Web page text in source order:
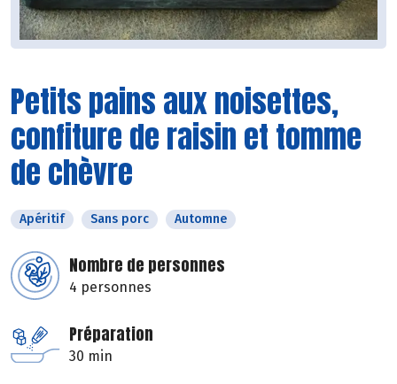
Petits pains aux noisettes,
confiture de raisin et tomme
de chèvre
Apéritif Sans porc Automne
Nombre de personnes
4 personnes
Préparation
30 min